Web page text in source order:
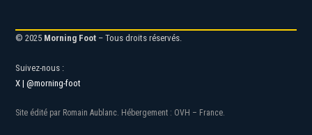
Morning Foot
X | @morning-foot